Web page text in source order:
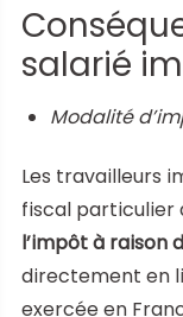
salarié
Modalité
Les travailleurs
fiscal particulier
l’impôt à raison
directement en
exercée en